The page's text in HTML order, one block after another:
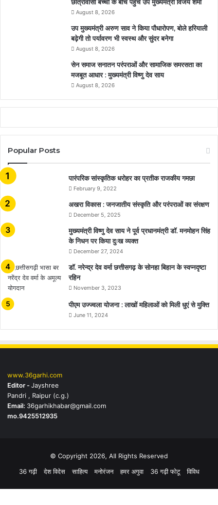
छात्रावासी बच्चों के बीच पहुंचे उप मुख्यमंत्री विजय शर्मा
August 8, 2026
उप मुख्यमंत्री अरुण साव ने किया पौधारोपण, बोले हरियाली
बढ़ेगी तो पर्यावरण भी स्वस्थ और सुंदर बनेगा
August 8, 2026
सेन समाज सनातन परंपराओं और सामाजिक समरसता का
मजबूत आधार : मुख्यमंत्री विष्णु देव साय
August 8, 2026
Popular Posts
​​​​​​​पारंपरिक सांस्कृतिक धरोहर का प्रतीक राजकीय गमछा
February 9, 2022
अखरा विकास : जनजातीय संस्कृति और परंपराओं का संरक्षण
December 5, 2025
मुख्यमंत्री विष्णु देव साय ने पूर्व प्रधानमंत्री डॉ. मनमोहन सिंह
के निधन पर किया दुःख व्यक्त
December 27, 2024
डॉ. नरेन्द्र देव वर्मा छत्तीसगढ़ के सोनहा बिहान के स्वप्नदृष्टा
रहिन
November 3, 2023
पीएम उज्ज्वला योजना : लाखों महिलाओं को मिली धुएं से मुक्ति
June 11, 2024
www.36garhi.com
Editor -Jayshree
Pandri , Raipur (c.g.)
Email: 36garhikhabar@gmail.com
mo.9425512935
© Copyright 2026, All Rights Reserved
36 गढ़ी
देश विदेस साहित्य मनोरंजन हमर अगुवा 36 गढ़ी फोटू विविध